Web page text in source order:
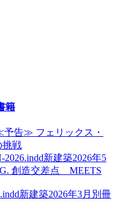
籍
予告≫ フェリックス・
戦
新建築2026年5
創造交差点 MEETS
新建築2026年3月別冊